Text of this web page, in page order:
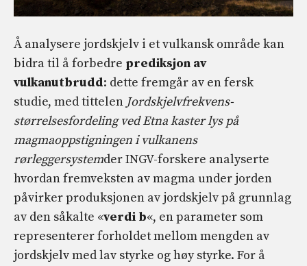
Å analysere jordskjelv i et vulkansk område kan
bidra til å forbedre prediksjon av
vulkanutbrudd: dette fremgår av en fersk
studie, med tittelen Jordskjelvfrekvens-
størrelsesfordeling ved Etna kaster lys på
magmaoppstigningen i vulkanens
rørleggersystemder INGV-forskere analyserte
hvordan fremveksten av magma under jorden
påvirker produksjonen av jordskjelv på grunnlag
av den såkalte «verdi b«, en parameter som
representerer forholdet mellom mengden av
jordskjelv med lav styrke og høy styrke. For å